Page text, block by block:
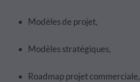
Modèles de projet,
Modèles stratégiques,
Roadmap projet commerciale,